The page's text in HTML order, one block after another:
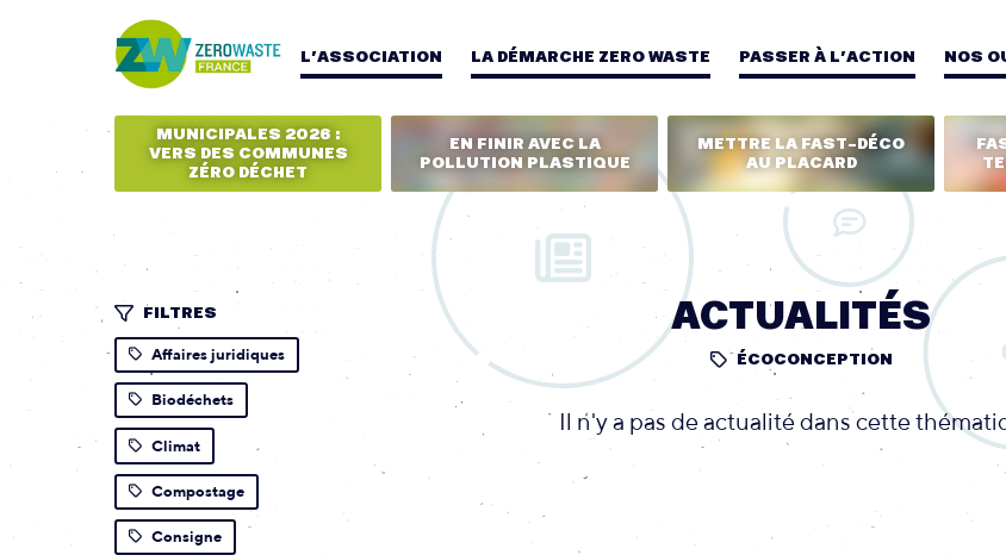
L’ASSOCIATION LA DÉMARCHE ZERO WASTE PASSER À L’ACTION NOS
MUNICIPALES 2026 :
VERS DES COMMUNES
ZÉRO DÉCHET
EN FINIR AVEC LA
POLLUTION PLASTIQUE
METTRE LA FAST-DÉCO
AU PLACARD
FILTRES
Affaires juridiques
Biodéchets
Climat
Compostage
Consigne
ACTUALITÉS
ÉCOCONCEPTION
Il n'y a pas de actualité dans cette